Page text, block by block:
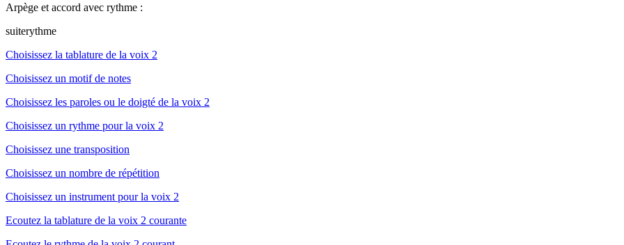
Arpège et accord avec rythme :
suiterythme
Choisissez la tablature de la voix 2
Choisissez un motif de notes
Choisissez les paroles ou le doigté de la voix 2
Choisissez un rythme pour la voix 2
Choisissez une transposition
Choisissez un nombre de répétition
Choisissez un instrument pour la voix 2
Ecoutez la tablature de la voix 2 courante